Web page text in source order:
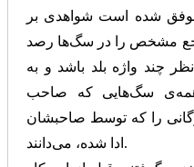
شده است شواهدی بر
مشخص را در سگ‌ها رصد
چند واژه بلد باشد و به
همه‌ی سگ‌هایی که صاحب
را که توسط صاحبشان
ادا شده، می‌دانند.